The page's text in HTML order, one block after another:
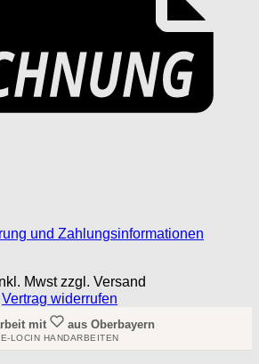
und Zahlungsinformationen
Mwst zzgl. Versand
Vertrag widerrufen
mit aus Oberbayern
E-LOCIN HANDARBEITEN